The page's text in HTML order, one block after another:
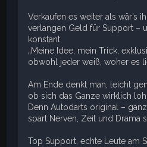
Verkaufen es weiter als wär’s
verlangen Geld für Support –
konstant.
„Meine Idee, mein Trick,
obwohl jeder weiß, woher es
Am Ende denkt man, leicht
ob sich das Ganze wirklich
Denn Autodarts original – ganz
spart Nerven, Zeit und Drama
Top Support, echte Leute am